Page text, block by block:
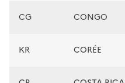
CG CONGO
KR CORÉE